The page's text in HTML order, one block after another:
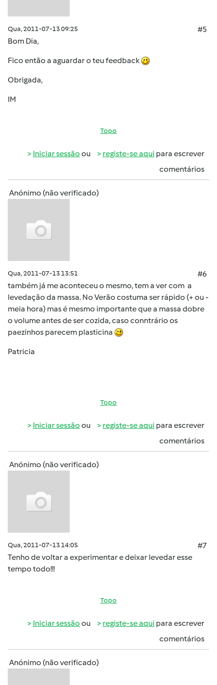
Qua, 2011-07-13 09:25
#5
Bom Dia,
Fico então a aguardar o teu feedback
Obrigada,
IM
Topo
Iniciar sessão ou registe-se aqui para escrever
comentários
Anónimo (não verificado)
Qua, 2011-07-13 13:51
#6
também já me aconteceu o mesmo, tem a ver com a
levedação da massa. No Verão costuma ser rápido (+ ou -
meia hora) mas é mesmo importante que a massa dobre
o volume antes de ser cozida, caso conntrário os
paezinhos parecem plasticina
Patricia
Topo
Iniciar sessão ou registe-se aqui para escrever
comentários
Anónimo (não verificado)
Qua, 2011-07-13 14:05
#7
Tenho de voltar a experimentar e deixar levedar esse
tempo todo!!!
Topo
Iniciar sessão ou registe-se aqui para escrever
comentários
Anónimo (não verificado)